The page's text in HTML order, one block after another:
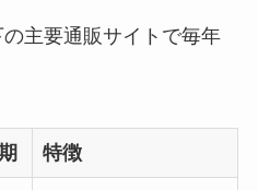
主要通販サイトで毎年
特徴